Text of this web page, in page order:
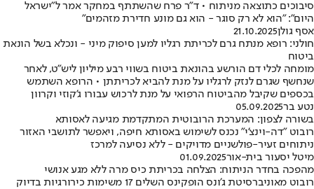
סיבוכים כתוצאה מניתוח • ד"ר פרח שהשתתף במחקר אמר ל"ישראל
היום": "הוא לא רק סוגר - הוא גם מונע חדירת מזהמים"
אסף גולן21.10.2025
חולני: רופא מנתח גרם לכריתת רגליו למען סיפוק מיני - ונכלא בשל הונאת
ביטוח
מומחה לכלי דם הורשע בהונאת ביטוח בשווי רבע מיליון ליש"ט, לאחר
שנחשף שגרם לנזק לרגליו על מנת להביא לכריתתן • הרופא השתמש
בכספים שקיבל מהביטוח הרפואי על מנת לרכוש עבורו ג'קוזי וקרוון
נטע בר05.09.2025
בשורה לצפון: המערכת הרובוטית המתקדמת מגיעה לאסותא
רובוט "דה-וינצ'י" נכנס לשימוש באסותא חיפה, ויאפשר לתושבי האזור
ניתוחים זעיר-פולשניים מדויקים - ללא נסיעה למרכז
מיטל יסעור בית-אור01.09.2025
מהפכה בחדר הניתוח: הצלחה בכריתת כיס מרה ללא מגע אנושי
רובוט מאוניברסיטת ג'ונס הופקינס השלים 17 משימות כירורגיות בדיוק